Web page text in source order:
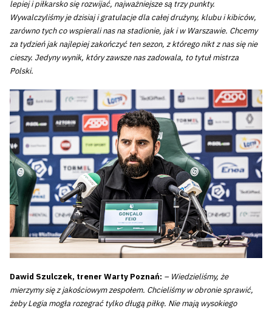
lepiej i piłkarsko się rozwijać, najważniejsze są trzy punkty.
Wywalczyliśmy je dzisiaj i gratulacje dla całej drużyny, klubu i kibiców,
zarówno tych co wspierali nas na stadionie, jak i w Warszawie. Chcemy
za tydzień jak najlepiej zakończyć ten sezon, z którego nikt z nas się nie
cieszy. Jedyny wynik, który zawsze nas zadowala, to tytuł mistrza
Polski.
Dawid Szulczek, trener Warty Poznań: – Wiedzieliśmy, że
mierzymy się z jakościowym zespołem. Chcieliśmy w obronie sprawić,
żeby Legia mogła rozegrać tylko długą piłkę. Nie mają wysokiego